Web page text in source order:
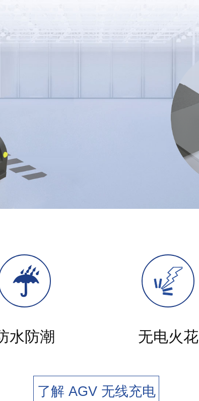
水防潮 无电火花
了解 AGV 无线充电